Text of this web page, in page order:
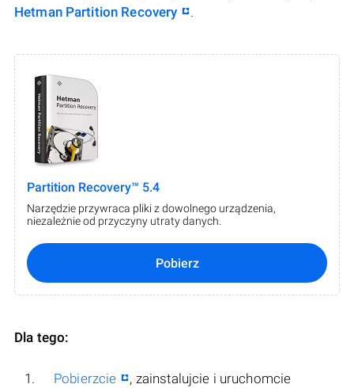
Hetman Partition Recovery
.
Partition Recovery™ 5.4
Narzędzie przywraca pliki z dowolnego urządzenia,
niezależnie od przyczyny utraty danych.
Pobierz
Dla tego:
Pobierzcie
, zainstalujcie i uruchomcie